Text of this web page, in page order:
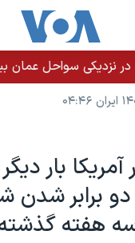
آمریکا بار
برابر شدن
هفته